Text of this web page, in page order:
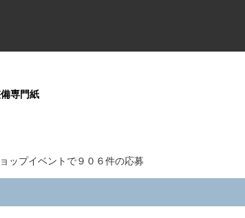
専門紙
ップイベントで９０６件の応募